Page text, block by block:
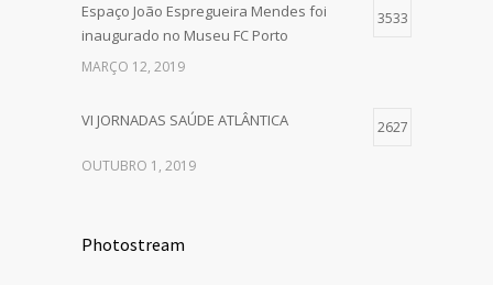
Espaço João Espregueira Mendes foi
inaugurado no Museu FC Porto
3533
MARÇO 12, 2019
VI JORNADAS SAÚDE ATLÂNTICA 2627
OUTUBRO 1, 2019
Photostream